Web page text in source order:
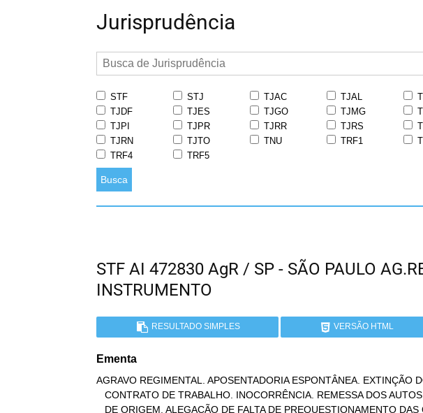
Jurisprudência
STF STJ TJAC TJAL
TJDF
TJES TJGO TJMG
TJPI
TJPR TJRR TJRS
TJRN
TJTO TNU TRF1
TRF4
TRF5
Busca
STF AI 472830 AgR / SP - SÃO PAULO
INSTRUMENTO
RESULTADO SIMPLES VERSÃO HTML
Ementa
AGRAVO REGIMENTAL. APOSENTADORIA ESPONTÂNEA. EXTINÇÃO